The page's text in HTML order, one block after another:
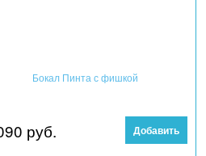
Бокал Пинта с фишкой
руб. Добавить